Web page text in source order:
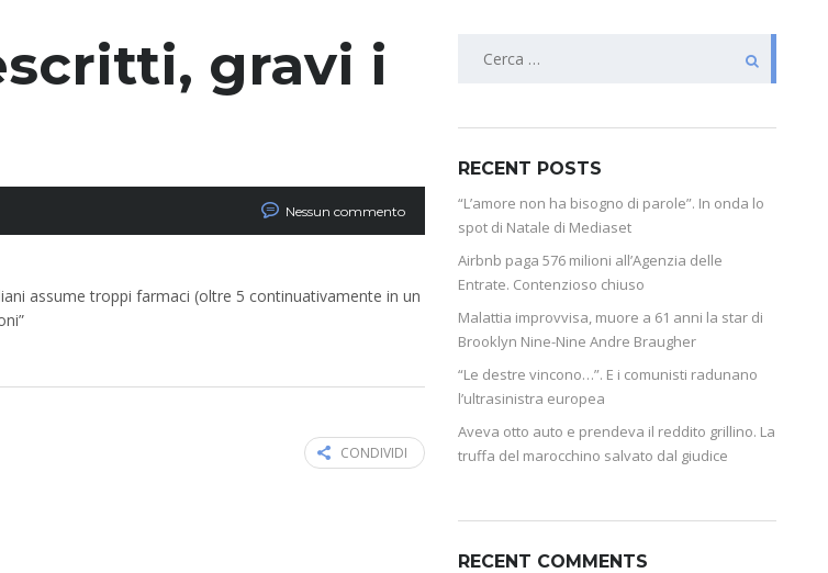
gravi i
Nessun commento
assume troppi farmaci (oltre 5 continuativamente in un
CONDIVIDI
RECENT POSTS
“L’amore non ha bisogno di parole”. In onda lo
spot di Natale di Mediaset
Airbnb paga 576 milioni all’Agenzia delle
Entrate. Contenzioso chiuso
Malattia improvvisa, muore a 61 anni la star di
Brooklyn Nine-Nine Andre Braugher
“Le destre vincono…”. E i comunisti radunano
l’ultrasinistra europea
Aveva otto auto e prendeva il reddito grillino. La
truffa del marocchino salvato dal giudice
RECENT COMMENTS